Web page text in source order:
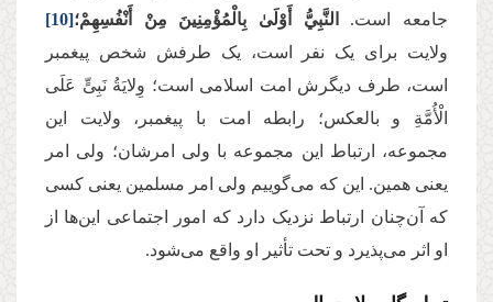
جامعه است.
النَّبِيُّ أَوْلَىٰ بِالْمُؤْمِنِينَ مِنْ أَنْفُسِهِمْ؛[10]
ولایت برای یک نفر است، یک طرفش شخص پیغمبر
است، طرف دیگرش امت اسلامی است؛ وِلایَةُ نَبِیٍّ عَلَی
الْأُمَّةِ و بالعکس؛ رابطه امت با پیغمبر، ولایت این
مجموعه، ارتباط این مجموعه با ولی امرشان؛ ولی امر
یعنی همین. این که می‌گوییم ولی امر مسلمین یعنی کسی
که آن‌چنان ارتباط نزدیک دارد که امور اجتماعی این‌ها از
او اثر می‌پذیرد و تحت تأثیر او واقع می‌شود.